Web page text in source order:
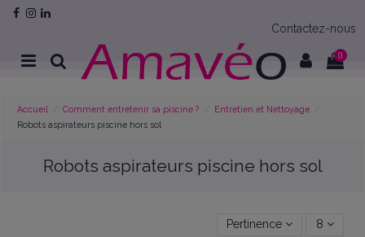
Contactez-nous
0
Accueil Comment entretenir sa piscine ?
Entretien et Nettoyage
Robots aspirateurs piscine hors sol
Robots aspirateurs piscine hors sol
Pertinence 8